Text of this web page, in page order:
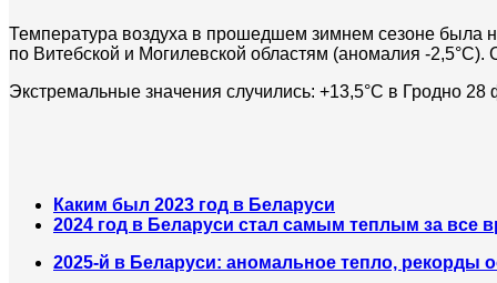
Температура воздуха в прошедшем зимнем сезоне
по Витебской и Могилевской областям (аномалия -2,5°С).
Экстремальные значения случились: +13,5°С в Гродно
Каким был 2023 год в Беларуси
2024 год в Беларуси стал самым теплым за все
2025-й в Беларуси: аномальное тепло, рекорды